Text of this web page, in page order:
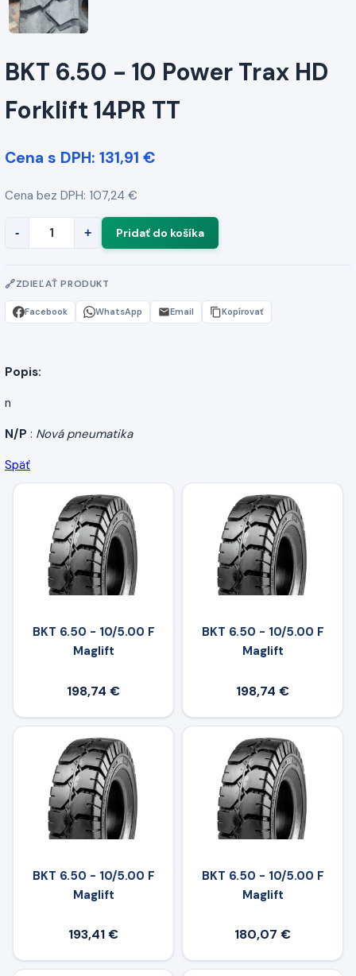
BKT 6.50 - 10 Power Trax HD
Forklift 14PR TT
Cena s DPH: 131,91 €
Cena bez DPH: 107,24 €
- +
ZDIEĽAŤ PRODUKT
Facebook WhatsApp Email Kopírovať
Popis:
n
N/P : Nová pneumatika
Späť
BKT 6.50 - 10/5.00 F
Maglift
198,74 €
BKT 6.50 - 10/5.00 F
Maglift
198,74 €
BKT 6.50 - 10/5.00 F
Maglift
193,41 €
BKT 6.50 - 10/5.00 F
Maglift
180,07 €